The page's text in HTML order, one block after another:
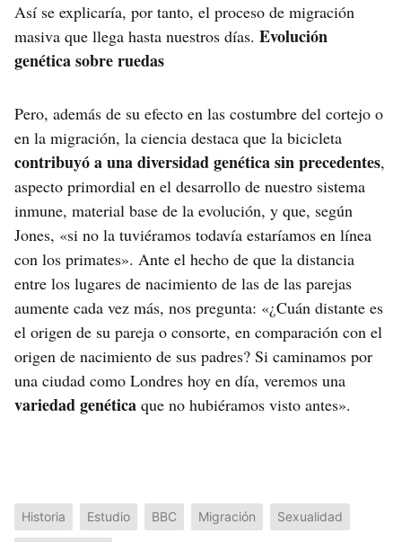
Así se explicaría, por tanto, el proceso de migración
masiva que llega hasta nuestros días. Evolución
genética sobre ruedas
Pero, además de su efecto en las costumbre del cortejo o
en la migración, la ciencia destaca que la bicicleta
contribuyó a una diversidad genética sin precedentes,
aspecto primordial en el desarrollo de nuestro sistema
inmune, material base de la evolución, y que, según
Jones, «si no la tuviéramos todavía estaríamos en línea
con los primates». Ante el hecho de que la distancia
entre los lugares de nacimiento de las de las parejas
aumente cada vez más, nos pregunta: «¿Cuán distante es
el origen de su pareja o consorte, en comparación con el
origen de nacimiento de sus padres? Si caminamos por
una ciudad como Londres hoy en día, veremos una
variedad genética que no hubiéramos visto antes».
Historia Estudio BBC Migración Sexualidad